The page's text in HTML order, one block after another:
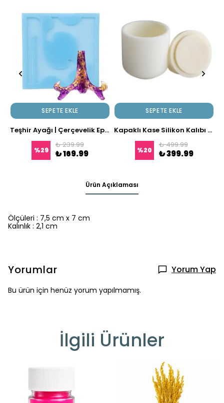
SEPETE EKLE
Teşhir Ayağı | Çerçevelik Epoksi Silikon Kalıp
%29
₺ 239.99
₺ 169.99
SEPETE EKLE
Kapaklı Kase Silikon Kalıbı - Dekoratif Saklama Kabı & Taş Tozu Yapımı İçin
%20
₺ 499.99
₺ 399.99
Ürün Açıklaması
Ölçüleri : 7,5 cm x 7 cm
Kalınlık : 2,1 cm
Yorumlar Yorum Yap
Bu ürün için henüz yorum yapılmamış.
İlgili Ürünler